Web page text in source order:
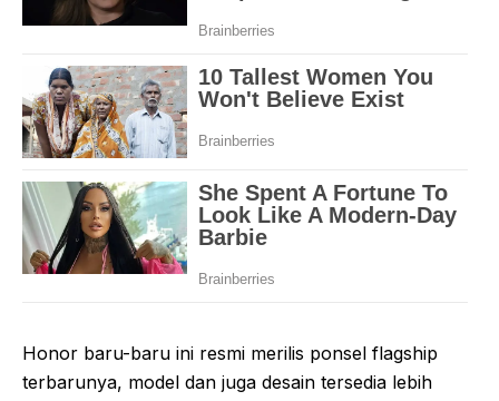
Honor baru-baru ini resmi merilis ponsel flagship
terbarunya, model dan juga desain tersedia lebih